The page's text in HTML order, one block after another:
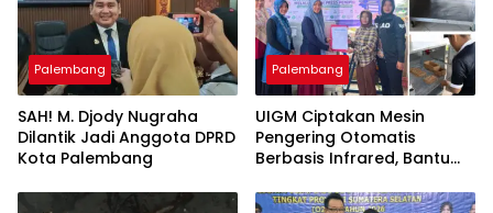
Palembang
SAH! M. Djody Nugraha
Dilantik Jadi Anggota DPRD
Kota Palembang
Palembang
UIGM Ciptakan Mesin
Pengering Otomatis
Berbasis Infrared, Bantu
Pulau Kemaro